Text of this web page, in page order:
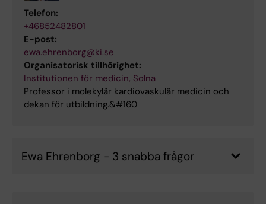
Telefon:
+46852482801
E-post:
ewa.ehrenborg@ki.se
Organisatorisk tillhörighet:
Institutionen för medicin, Solna
Professor i molekylär kardiovaskulär medicin och
dekan för utbildning.&#160
Ewa Ehrenborg - 3 snabba frågor